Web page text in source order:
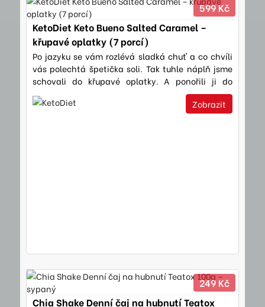
599 Kč
KetoDiet Keto Bueno Salted Caramel –
křupavé oplatky (7 porcí)
Po jazyku se vám rozlévá sladká chuť a co chvíli
vás polechtá špetička soli. Tak tuhle náplň jsme
schovali do křupavé oplatky. A ponořili ji do
čokolády.
Zobrazit
249 Kč
Chia Shake Denní čaj na hubnutí Teatox